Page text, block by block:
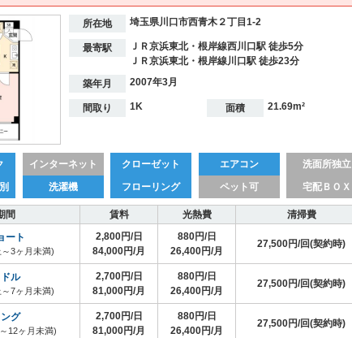
所在地 埼玉県川口市西青木２丁目1-2
最寄駅
ＪＲ京浜東北・根岸線西川口駅 徒歩5分
ＪＲ京浜東北・根岸線川口駅 徒歩23分
築年月
2007年3月
間取り 1K 面積 21.69m²
インターネット クローゼット エアコン
洗面所独立
洗濯機 フローリング ペット可 宅配ＢＯＸ
間 賃料 光熱費
清掃費
ート
3ヶ月未満)
2,800円/日
84,000円/月
880円/日
26,400円/月
27,500円/回(契約時)
ドル
7ヶ月未満)
2,700円/日
81,000円/月
880円/日
26,400円/月
27,500円/回(契約時)
ング
12ヶ月未満)
2,700円/日
81,000円/月
880円/日
26,400円/月
27,500円/回(契約時)